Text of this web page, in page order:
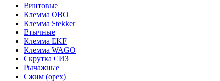
Винтовые
Клемма OBO
Клемма Stekker
Втычные
Клемма EKF
Клемма WAGO
Скрутка СИЗ
Рычажные
Сжим (орех)